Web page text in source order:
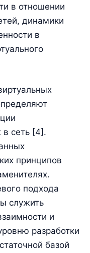
в отношении
динамики
в
сеть [4].
принципов
подхода
служить
и
разработки
базой